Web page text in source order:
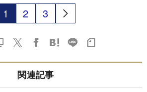
1 2 3
関連記事